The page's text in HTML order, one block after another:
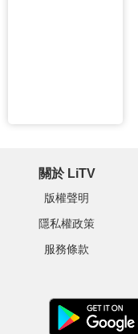
關於 LiTV
版權聲明
隱私權政策
服務條款